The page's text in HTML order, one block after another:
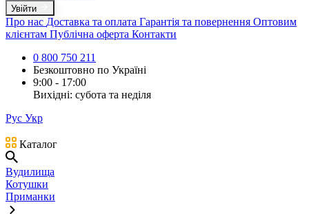
Увійти
Про нас Доставка та оплата Гарантія та повернення Оптовим
клієнтам Публічна оферта Контакти
0 800 750 211
Безкоштовно по Україні
9:00 - 17:00
Вихідні: субота та неділя
Рус Укр
Каталог
Вудилища
Котушки
Приманки